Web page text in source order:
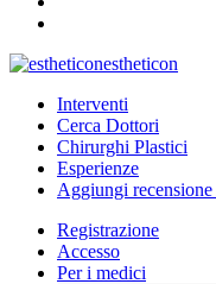
estheticon
Interventi
Cerca Dottori
Chirurghi Plastici
Esperienze
Aggiungi recensione
Registrazione
Accesso
Per i medici